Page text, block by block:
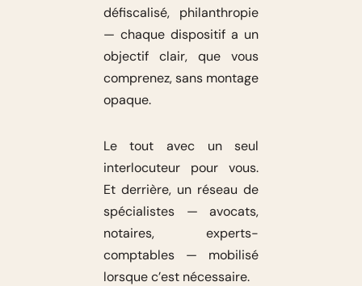
défiscalisé, philanthropie
— chaque dispositif a un
objectif clair, que vous
comprenez, sans montage
opaque.
Le tout avec un seul
interlocuteur pour vous.
Et derrière, un réseau de
spécialistes — avocats,
notaires, experts-
comptables — mobilisé
lorsque c’est nécessaire.